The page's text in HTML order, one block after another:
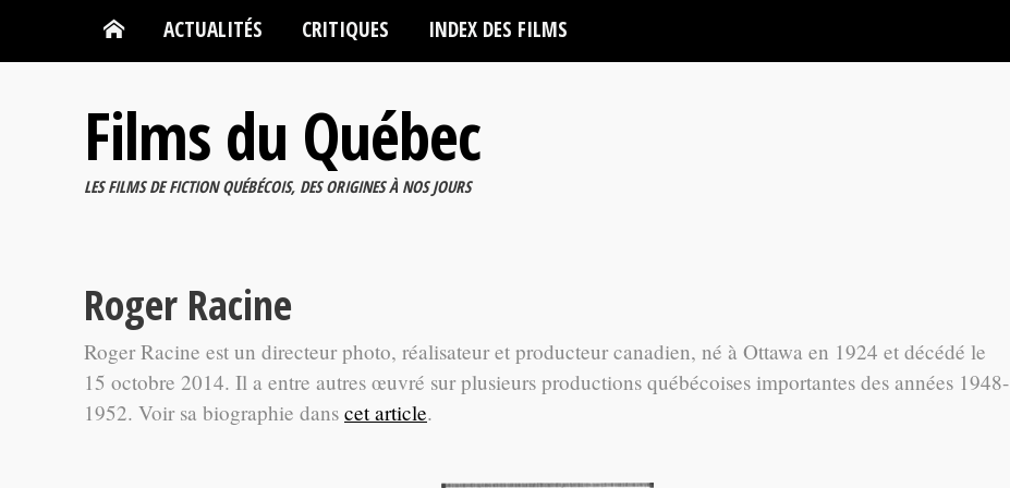
ACTUALITÉS CRITIQUES INDEX DES FILMS
Films du Québec
LES FILMS DE FICTION QUÉBÉCOIS, DES ORIGINES À NOS JOURS
Roger Racine
Roger Racine est un directeur photo, réalisateur et producteur canadien, né à Ottawa en 1924 et décédé le
15 octobre 2014. Il a entre autres œuvré sur plusieurs productions québécoises importantes des années 1948-
1952. Voir sa biographie dans cet article.